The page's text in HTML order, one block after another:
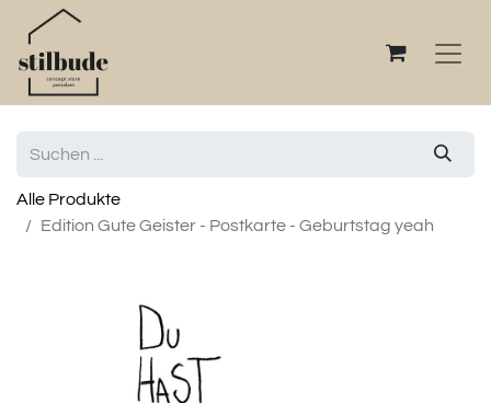
Alle Produkte
Edition Gute Geister - Postkarte - Geburtstag yeah